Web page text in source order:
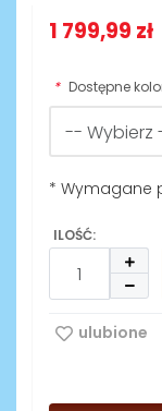
1 799,99 zł
* Dostępne
* Wymagane
ILOŚĆ:
ulubione